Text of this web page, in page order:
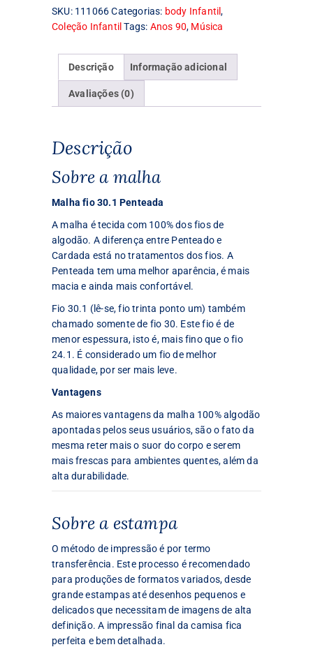
quantidade
SKU: 111066 Categorias: body Infantil,
Coleção Infantil Tags: Anos 90, Música
Descrição Informação adicional
Avaliações (0)
Descrição
Sobre a malha
Malha fio 30.1 Penteada
A malha é tecida com 100% dos fios de
algodão. A diferença entre Penteado e
Cardada está no tratamentos dos fios. A
Penteada tem uma melhor aparência, é mais
macia e ainda mais confortável.
Fio 30.1 (lê-se, fio trinta ponto um) também
chamado somente de fio 30. Este fio é de
menor espessura, isto é, mais fino que o fio
24.1. É considerado um fio de melhor
qualidade, por ser mais leve.
Vantagens
As maiores vantagens da malha 100% algodão
apontadas pelos seus usuários, são o fato da
mesma reter mais o suor do corpo e serem
mais frescas para ambientes quentes, além da
alta durabilidade.
Sobre a estampa
O método de impressão é por termo
transferência. Este processo é recomendado
para produções de formatos variados, desde
grande estampas até desenhos pequenos e
delicados que necessitam de imagens de alta
definição. A impressão final da camisa fica
perfeita e bem detalhada.